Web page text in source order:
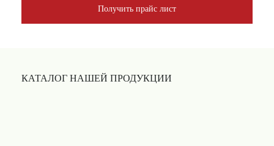
Получить прайс лист
КАТАЛОГ НАШЕЙ ПРОДУКЦИИ